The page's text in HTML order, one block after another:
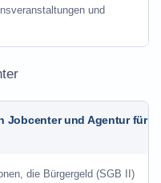
und
Jobcenter und Agentur für
die Bürgergeld (SGB II)